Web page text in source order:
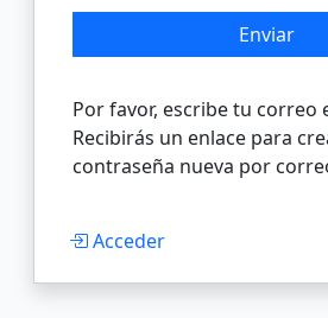
Enviar
Por favor, escribe tu correo
Recibirás un enlace para
contraseña nueva por
Acceder